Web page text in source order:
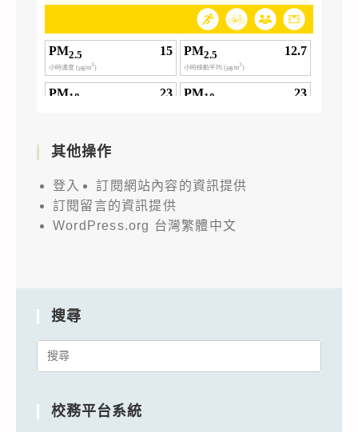
其他操作
登入
訂閱網站內容的資訊提供
訂閱留言的資訊提供
WordPress.org 台灣繁體中文
搜尋
Search
校務平台系統